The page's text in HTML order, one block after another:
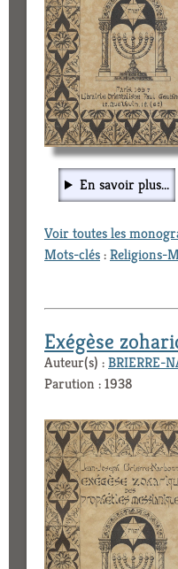
En savoir plus...
Voir toutes les
Mots-clés:Religions-
Exégèse
Auteur(s) :BRIERRE-
Parution : 1938